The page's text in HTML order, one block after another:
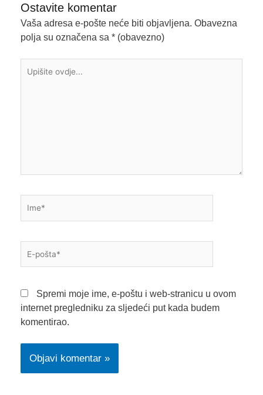
Ostavite komentar
Vaša adresa e-pošte neće biti objavljena. Obavezna
polja su označena sa * (obavezno)
ovdje...
pošta*
Spremi moje ime, e-poštu i web-stranicu u ovom
internet pregledniku za sljedeći put kada budem
komentirao.